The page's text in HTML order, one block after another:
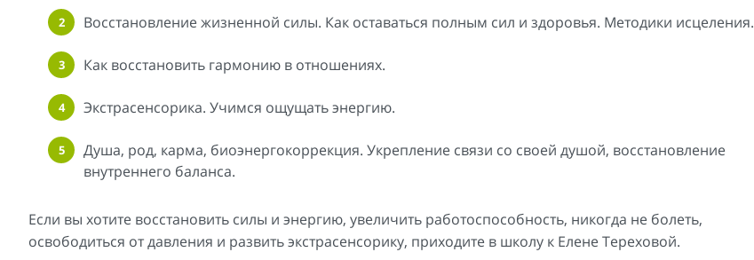
Восстановление жизненной силы. Как оставаться полным сил и здоровья. Методики исцеления.
Как восстановить гармонию в отношениях.
Экстрасенсорика. Учимся ощущать энергию.
Душа, род, карма, биоэнергокоррекция. Укрепление связи со своей душой, восстановление
внутреннего баланса.
Если вы хотите восстановить силы и энергию, увеличить работоспособность, никогда не болеть,
освободиться от давления и развить экстрасенсорику, приходите в школу к Елене Тереховой.